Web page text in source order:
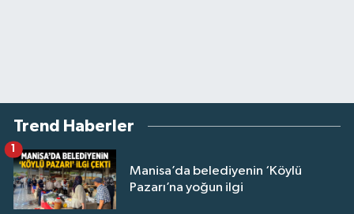
Trend Haberler
Manisa’da belediyenin ‘Köylü
Pazarı’na yoğun ilgi